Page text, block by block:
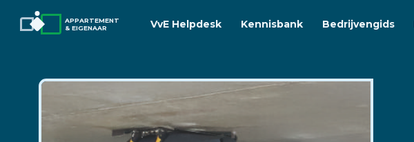
APPARTEMENT
& EIGENAAR
VvE Helpdesk Kennisbank Bedrijvengids